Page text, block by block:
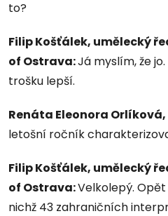
to?
Filip Košťálek, umělecký
of Ostrava:Já myslím, že
trošku lepší.
Renáta Eleonora Orlíková,
letošní ročník
Filip Košťálek, umělecký
of Ostrava:Velkolepý.
nichž 43 zahraničních